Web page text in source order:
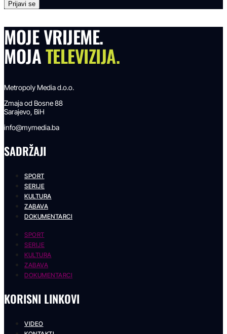
MOJE VRIJEME.
MOJATELEVIZIJA.
Metropoly Media d.o.o.
Zmaja od Bosne 88
Sarajevo, BiH
info@mymedia.ba
SADRŽAJI
SPORT
SERIJE
KULTURA
ZABAVA
DOKUMENTARCI
SPORT
SERIJE
KULTURA
ZABAVA
DOKUMENTARCI
KORISNI LINKOVI
VIDEO